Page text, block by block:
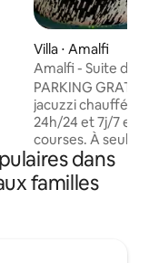
Villa ⋅ Amalfi
Amalfi - Suite de
incroyable
PARKING
jacuzzi chauffé,
24h/24 et 7j/7 et
courses. À
du centre
pied par un
empruntant les
dans
familles